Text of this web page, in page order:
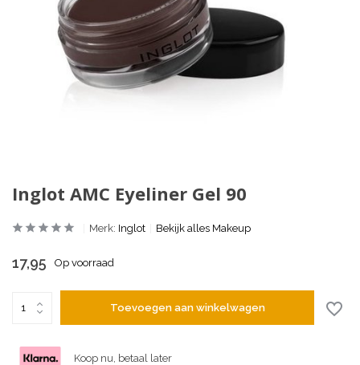
Inglot AMC Eyeliner Gel 90
Merk: Inglot Bekijk alles Makeup
17,95 Op voorraad
Toevoegen aan winkelwagen
Koop nu, betaal later